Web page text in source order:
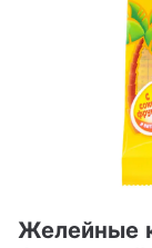
Желейные